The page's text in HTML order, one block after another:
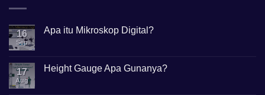
16
Sep
Apa itu Mikroskop Digital?
Apa
itu
17
Aug
Height Gauge Apa Gunanya?